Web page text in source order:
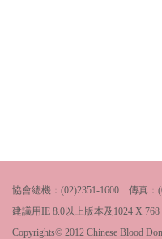
協會總機：(02)2351-1600 傳真
建議用IE 8.0以上版本及1024 X
Copyrights© 2012 Chinese Blood